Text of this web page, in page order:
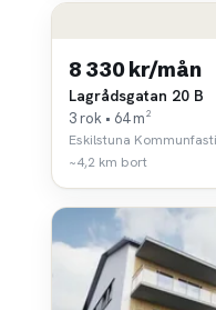
8 330 kr/mån
Lagrådsgatan 20 B
3 rok • 64 m²
Eskilstuna
~4,2 km bort